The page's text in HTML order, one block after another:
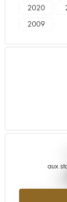
2020
2009
aux
Tendance à